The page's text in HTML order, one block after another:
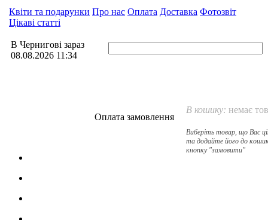
Квіти та подарунки Про нас Оплата Доставка Фотозвіт
Цікаві статті
В Чернигові зараз
08.08.2026 11:34
В кошику: немає
Виберіть товар, що Вас
та додайте його до
кнопку "замовити"
Оплата замовлення